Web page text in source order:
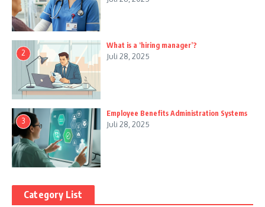
2
What is a ‘hiring manager’?
Juli 28, 2025
3
Employee Benefits Administration Systems
Juli 28, 2025
Category List